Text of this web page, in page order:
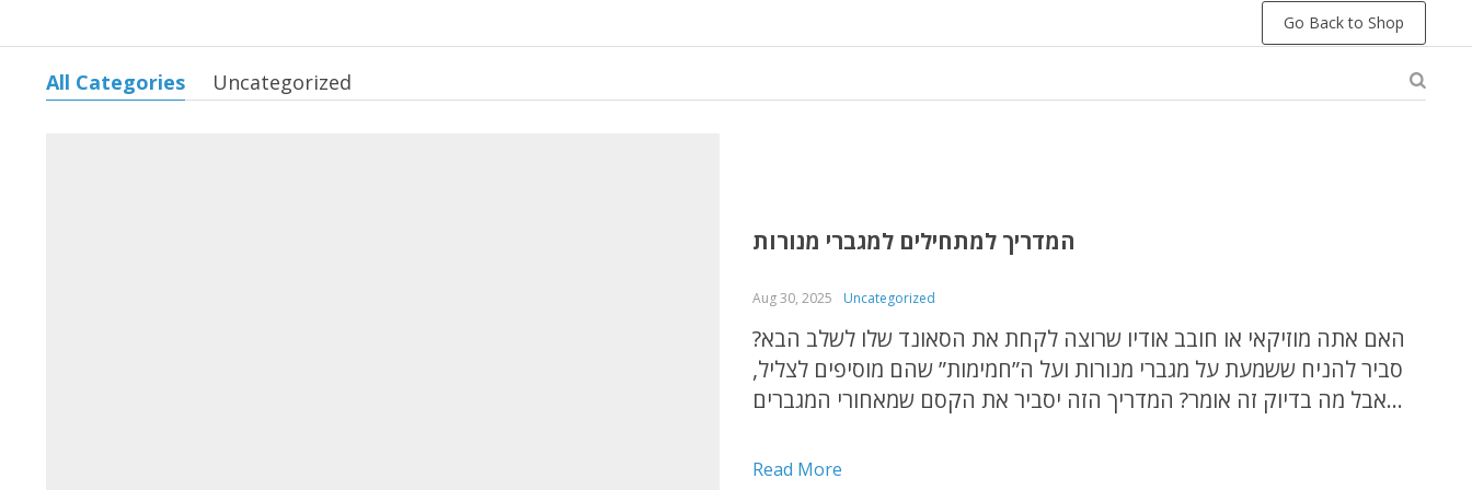
Go Back to Shop
All Categories Uncategorized
המדריך למתחילים למגברי מנורות
Aug 30, 2025 Uncategorized
האם אתה מוזיקאי או חובב אודיו שרוצה לקחת את הסאונד שלו לשלב הבא?
סביר להניח ששמעת על מגברי מנורות ועל ה”חמימות” שהם מוסיפים לצליל,
אבל מה בדיוק זה אומר? המדריך הזה יסביר את הקסם שמאחורי המגברים
Read More